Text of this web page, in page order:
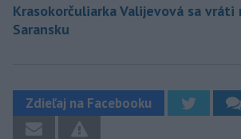
Krasokorčuliarka Valijevová sa vráti
Saransku
Zdieľaj na Facebooku